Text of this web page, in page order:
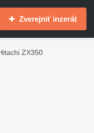
Zverejniť inzerát
ZX350